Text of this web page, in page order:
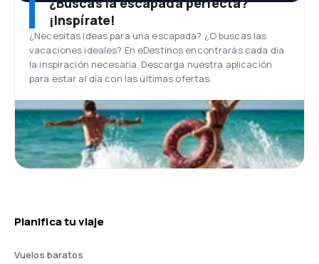
¡Inspírate!
¿Necesitas ideas para una escapada? ¿O buscas las
vacaciones ideales? En eDestinos encontrarás cada día
la inspiración necesaria. Descarga nuestra aplicación
para estar al día con las últimas ofertas.
Planifica tu viaje
Vuelos baratos